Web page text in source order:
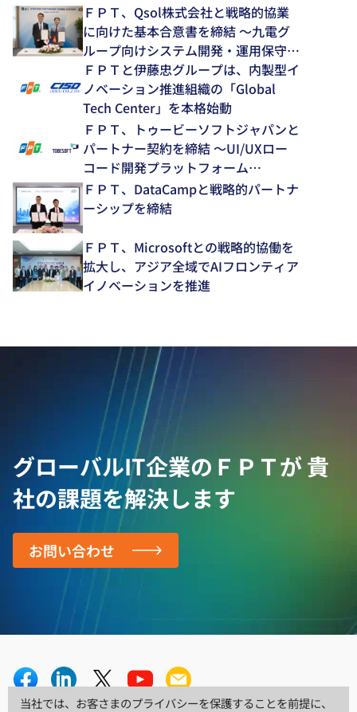
ＦＰＴ、Qsol株式会社と戦略的協業
に向けた基本合意書を締結 ～九電グ
ループ向けシステム開発・運用保守領
域で中長期的な協業を推進～
ＦＰＴと伊藤忠グループは、内製型イ
ノベーション推進組織の「Global
Tech Center」を本格始動
ＦＰＴ、トゥービーソフトジャパンと
パートナー契約を締結 ～UI/UXロー
コード開発プラットフォーム
「NEXACRO」の技術支援体制を強化
～
ＦＰＴ、DataCampと戦略的パートナ
ーシップを締結
ＦＰＴ、Microsoftとの戦略的協働を
拡大し、アジア全域でAIフロンティア
イノベーションを推進
グローバルIT企業のＦＰＴが貴
社の課題を解決します
お問い合わせ
当社では、お客さまのプライバシーを保護することを前提に、
当社では、お客さまのプライバシーを保護することを前提に、